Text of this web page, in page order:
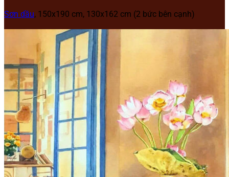
Sơn dầu, 150x190 cm, 130x162 cm (2 bức bên cạnh)